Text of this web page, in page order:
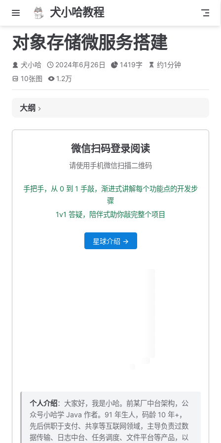
犬小哈教程
对象存储微服务搭建
犬小哈 2024年6月26日 1419字 约1分钟
10张图 1.2万
大纲
新建 xiaohashu-oss-api 子模块
项目启动类
application.yml 配置文件
微信扫码登录阅读
请使用手机微信扫描二维码
手把手，从 0 到 1 手敲，渐进式讲解每个功能点的开发步
骤
1v1 答疑，陪伴式助你敲完整个项目
星球介绍 →
个人介绍：大家好，我是小哈。前某厂中台架构，公
众号小哈学 Java 作者。91 年生人，码龄 10 年+，
先后供职于支付、共享等互联网领域，主导负责过数
据传输、日志中台、任务调度、文件平台等产品，以